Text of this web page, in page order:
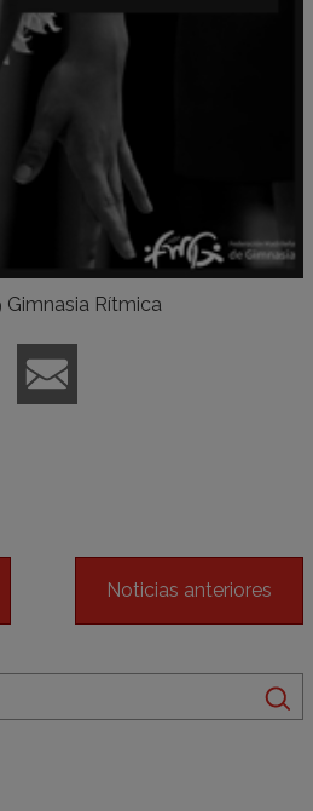
Gimnasia Rítmica
Noticias anteriores